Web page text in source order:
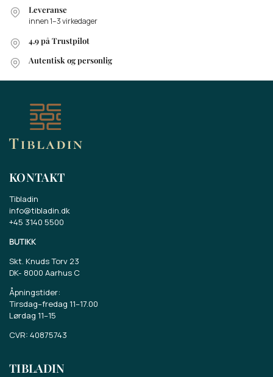
Leveranse
innen 1–3 virkedager
4.9 på Trustpilot
Autentisk og personlig
KONTAKT
Tibladin
info@tibladin.dk
+45 3140 5500
BUTIKK
Skt. Knuds Torv 23
DK- 8000 Aarhus C
Åpningstider:
Tirsdag–fredag 11–17.00
Lørdag 11–15
CVR: 40875743
TIBLADIN